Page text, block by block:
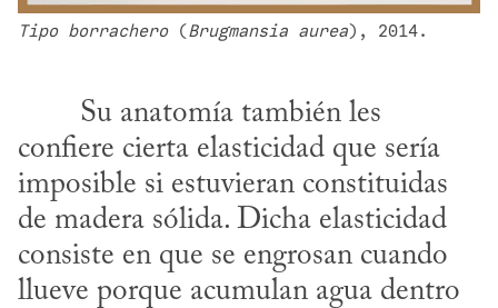
Tipo borrachero (Brugmansia aurea), 2014.
confiere cierta elasticidad que sería
imposible si estuvieran constituidas
de madera sólida. Dicha elasticidad
consiste en que se engrosan cuando
llueve porque acumulan agua dentro